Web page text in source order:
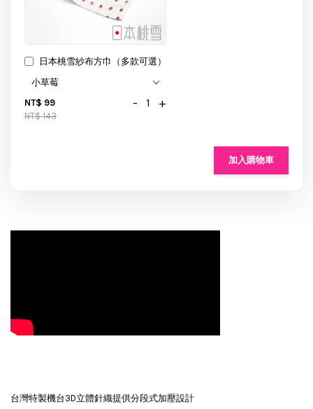
日本桃雪紗布方巾（多款可選）
NT$ 99
NT$ 143
- +
加入購物車
台灣特製機台3D立體針織提供分段式加壓設計